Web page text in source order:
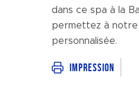
dans ce spa à la
permettez à notre
personnalisée.
Impression